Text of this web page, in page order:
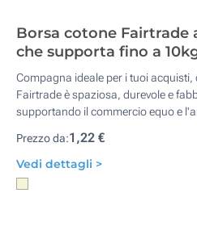
Borsa cotone Fairtrade
che supporta fino a
Compagna ideale per i tuoi
Fairtrade è spaziosa, durevole e
supportando il commercio equo e
Prezzo da:1,22 €
Vedi dettagli >